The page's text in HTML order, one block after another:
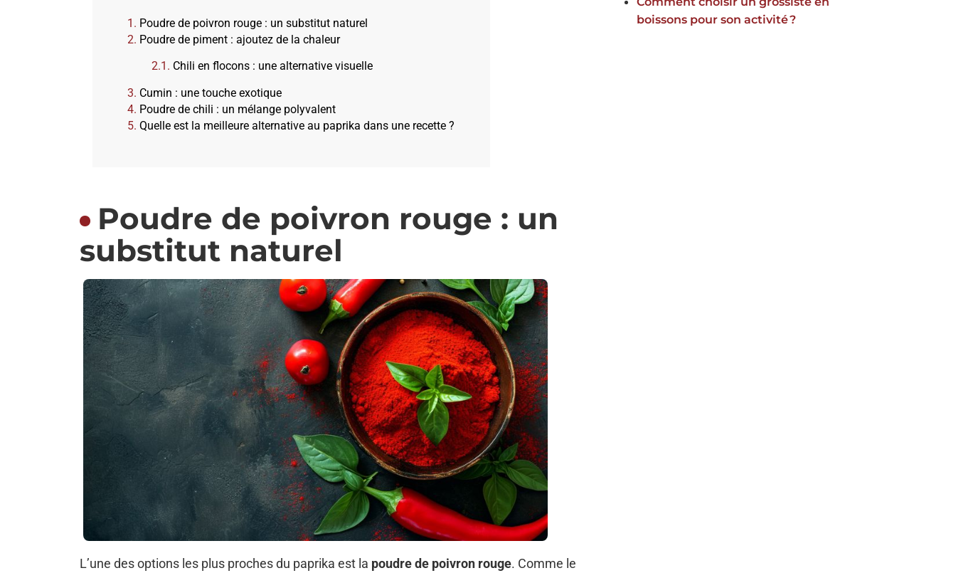
Poudre de poivron rouge : un substitut naturel
Poudre de piment : ajoutez de la chaleur
Chili en flocons : une alternative visuelle
Cumin : une touche exotique
Poudre de chili : un mélange polyvalent
Quelle est la meilleure alternative au paprika dans une recette ?
Poudre de poivron rouge : un
substitut naturel
L’une des options les plus proches du paprika est la poudre de poivron rouge. Comme le
boissons pour son activité ?